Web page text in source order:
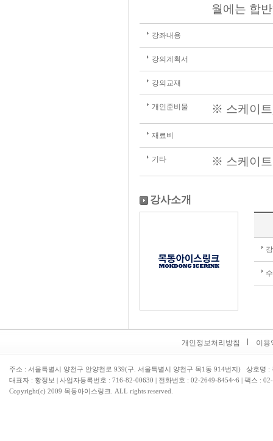
월에는 합
강좌내용
강의계획서
강의교재
개인준비물 ※ 스케이트
재료비
기타 ※ 스케이트
강사소개
개인정보처리방침 이용
주소 : 서울특별시 양천구 안양천로 939(구. 서울특별시 양천구 목1동 914번지) 상호명 :
대표자 : 황정보 | 사업자등록번호 : 716-82-00630 | 전화번호 : 02-2649-8454~6 | 팩스 :
Copyright(c) 2009 목동아이스링크. ALL rights reserved.